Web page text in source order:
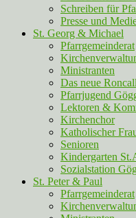
Schreiben für
Presse und
St. Georg & Michael
Pfarrgemeinderat
Ministranten
Das neue
Pfarrjugend
Lektoren &
Kirchenchor
Katholischer
Senioren
Kindergarten
Sozialstation
St. Peter & Paul
Pfarrgemeinderat